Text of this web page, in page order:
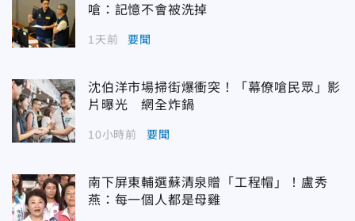
嗆：記憶不會被洗掉
1天前 要聞
沈伯洋市場掃街爆衝突！「幕僚嗆民眾」影
片曝光 網全炸鍋
10小時前 要聞
南下屏東輔選蘇清泉贈「工程帽」！盧秀
燕：每一個人都是母雞